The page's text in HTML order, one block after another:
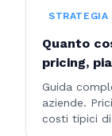
STRATEGIA
Quanto
pricing,
Guida
aziende.
costi tipici